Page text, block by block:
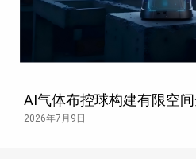
AI气体布控球构建有限空
2026年7月9日